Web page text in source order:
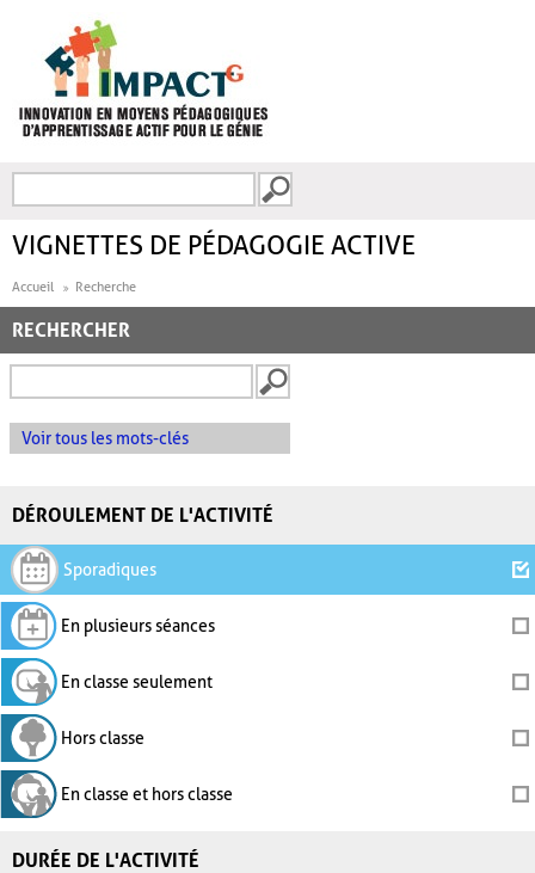
FORMULAIRE DE
VIGNETTES DE PÉDAGOGIE ACTIVE
Accueil Recherche
RECHERCHER
Voir tous les mots-clés
DÉROULEMENT DE L'ACTIVITÉ
Sporadiques
En plusieurs séances
En classe seulement
Hors classe
En classe et hors classe
DURÉE DE L'ACTIVITÉ